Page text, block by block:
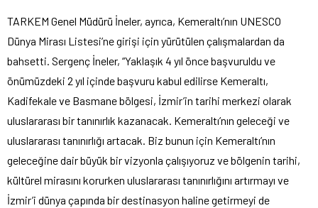
TARKEM Genel Müdürü İneler, ayrıca, Kemeraltı’nın UNESCO
Dünya Mirası Listesi’ne girişi için yürütülen çalışmalardan da
bahsetti. Sergenç İneler, “Yaklaşık 4 yıl önce başvuruldu ve
önümüzdeki 2 yıl içinde başvuru kabul edilirse Kemeraltı,
Kadifekale ve Basmane bölgesi, İzmir’in tarihi merkezi olarak
uluslararası bir tanınırlık kazanacak. Kemeraltı’nın geleceği ve
uluslararası tanınırlığı artacak. Biz bunun için Kemeraltı’nın
geleceğine dair büyük bir vizyonla çalışıyoruz ve bölgenin tarihi,
kültürel mirasını korurken uluslararası tanınırlığını artırmayı ve
İzmir’i dünya çapında bir destinasyon haline getirmeyi de